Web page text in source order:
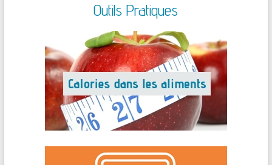
Outils Pratiques